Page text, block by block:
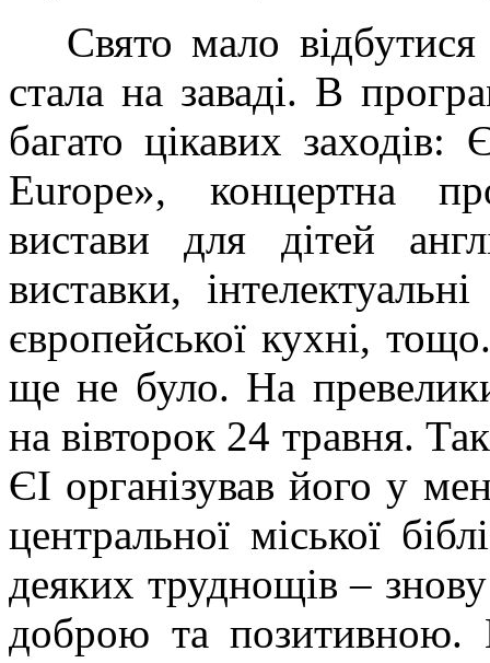
Свято мало відбутися
стала на заваді. В
багато цікавих
Europe», концертна
вистави для дітей
виставки,
європейської кухні,
ще не було. На
на вівторок 24 травня.
ЄІ організував його у
центральної міської
деяких труднощів –
доброю та позитивною.